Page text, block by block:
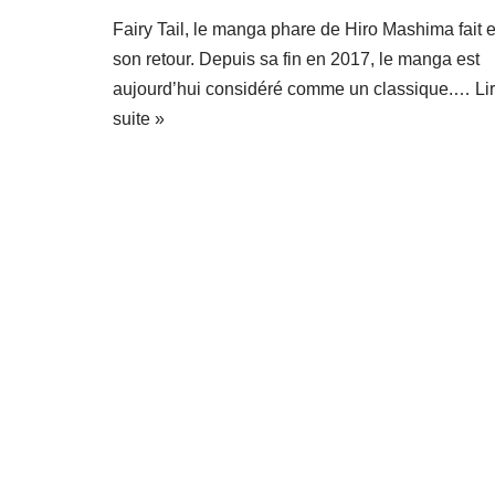
Fairy Tail, le manga phare de Hiro Mashima fait
son retour. Depuis sa fin en 2017, le manga est
aujourd’hui considéré comme un classique.…
suite »